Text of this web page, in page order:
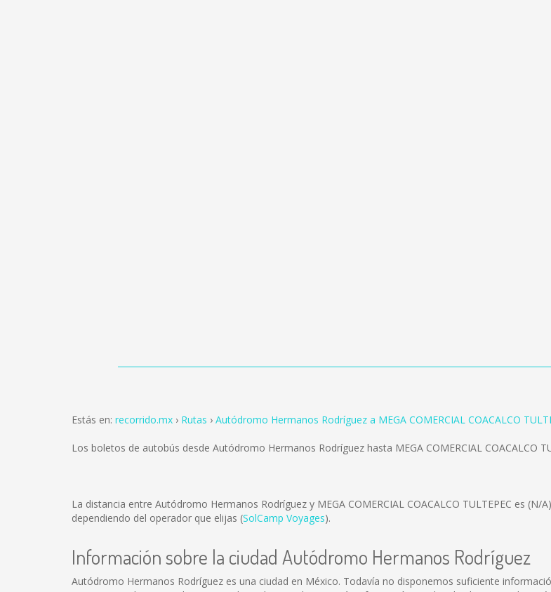
Estás en: recorrido.mx Rutas Autódromo Hermanos Rodríguez a MEGA COMERCIAL COACALCO
Los boletos de autobús desde Autódromo Hermanos Rodríguez hasta MEGA COMERCIAL COACALCO
La distancia entre Autódromo Hermanos Rodríguez y MEGA COMERCIAL COACALCO TULTEPEC es (N/A)
dependiendo del operador que elijas (SolCamp Voyages).
Información sobre la ciudad Autódromo Hermanos Rodríguez
Autódromo Hermanos Rodríguez es una ciudad en México. Todavía no disponemos suficiente